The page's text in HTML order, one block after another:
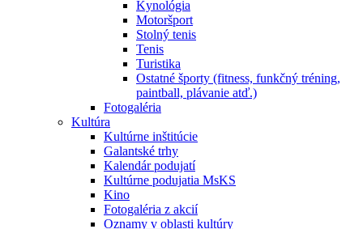
Kynológia
Motoršport
Stolný tenis
Tenis
Turistika
Ostatné športy (fitness, funkčný tréning,
paintball, plávanie atď.)
Fotogaléria
Kultúra
Kultúrne inštitúcie
Galantské trhy
Kalendár podujatí
Kultúrne podujatia MsKS
Kino
Fotogaléria z akcií
Oznamy v oblasti kultúry